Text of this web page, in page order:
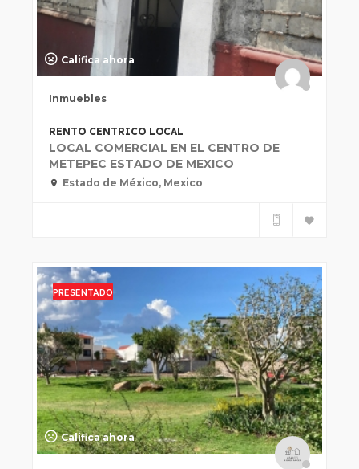
Califica ahora
Inmuebles
RENTO CENTRICO LOCAL
LOCAL COMERCIAL EN EL CENTRO DE
METEPEC ESTADO DE MEXICO
Estado de México, Mexico
PRESENTADO
Califica ahora